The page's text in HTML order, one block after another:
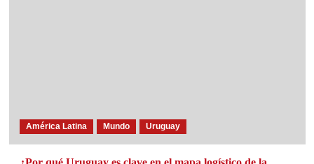
América Latina Mundo Uruguay